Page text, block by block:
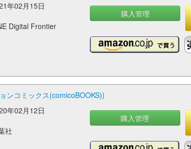
年02月15日
Digital Frontier
購入管理
ンコミックス(comicoBOOKS))
年02月12日
社
購入管理